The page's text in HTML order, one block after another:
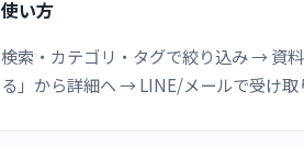
使い方
検索・カテゴリ・タグで絞り込み → 資
る」から詳細へ → LINE/メールで受け取